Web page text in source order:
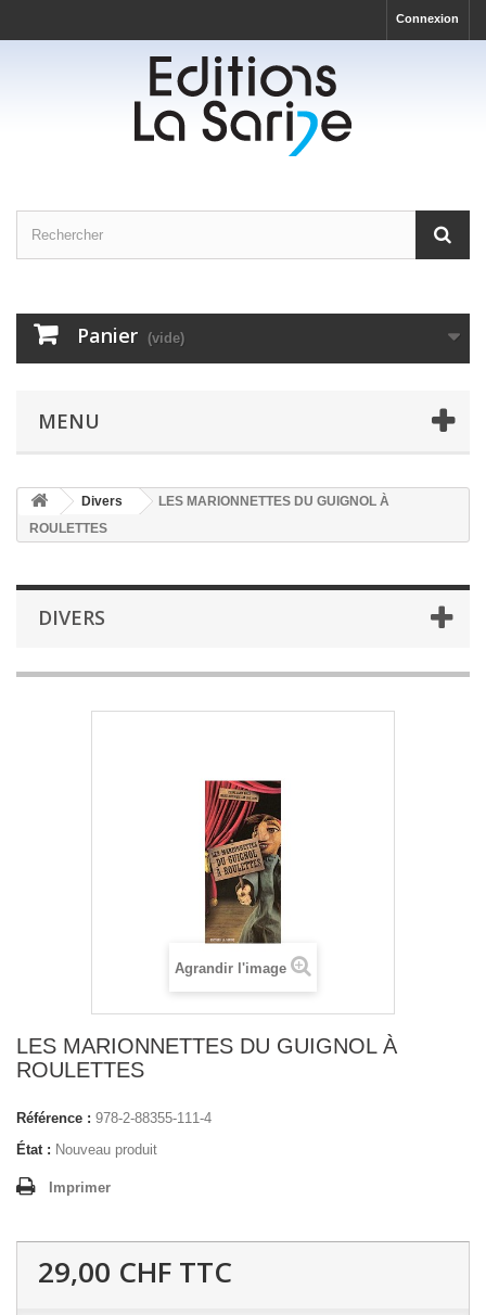
Connexion
Panier (vide)
MENU
Divers
LES MARIONNETTES DU GUIGNOL À
ROULETTES
DIVERS
Agrandir l'image
LES MARIONNETTES DU GUIGNOL À
ROULETTES
Référence : 978-2-88355-111-4
État : Nouveau produit
Imprimer
29,00 CHF TTC